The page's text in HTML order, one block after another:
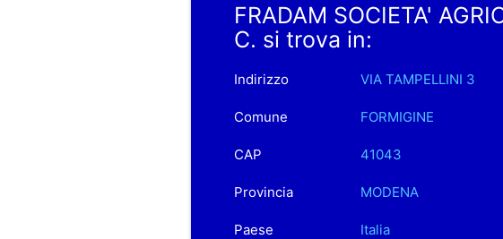
FRADAM SOCIETA'
C. si trova in:
Indirizzo VIA TAMPELLINI 3
Comune FORMIGINE
CAP 41043
Provincia MODENA
Paese Italia